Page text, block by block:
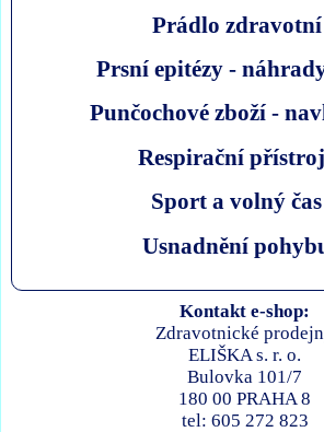
Prádlo zdravotní
Prsní epitézy -
Punčochové zboží -
Respirační
Sport a volný čas
Usnadnění
Kontakt e-shop:
Zdravotnické
ELIŠKA s. r. o.
Bulovka 101/7
180 00 PRAHA 8
tel: 605 272 823